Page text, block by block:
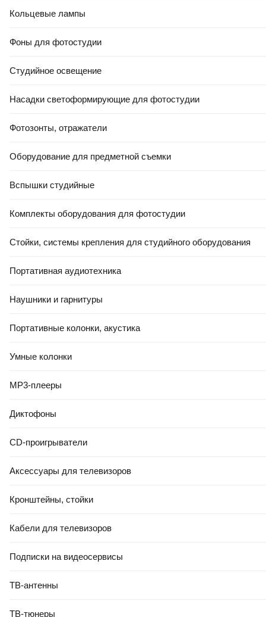
Кольцевые лампы
Фоны для фотостудии
Студийное освещение
Насадки светоформирующие для фотостудии
Фотозонты, отражатели
Оборудование для предметной съемки
Вспышки студийные
Комплекты оборудования для фотостудии
Стойки, системы крепления для студийного оборудования
Портативная аудиотехника
Наушники и гарнитуры
Портативные колонки, акустика
Умные колонки
MP3-плееры
Диктофоны
CD-проигрыватели
Аксессуары для телевизоров
Кронштейны, стойки
Кабели для телевизоров
Подписки на видеосервисы
ТВ-антенны
ТВ-тюнеры